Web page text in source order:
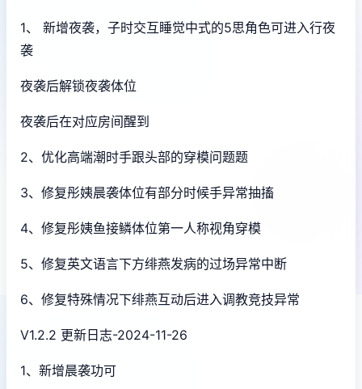
1、 新增夜袭，子时交互睡觉中式的5思角色可进入行夜
袭
夜袭后解锁夜袭体位
夜袭后在对应房间醒到
2、优化高端潮时手跟头部的穿模问题题
3、修复彤姨晨袭体位有部分时候手异常抽搐
4、修复彤姨鱼接鳞体位第一人称视角穿模
5、修复英文语言下方绯燕发病的过场异常中断
6、修复特殊情况下绯燕互动后进入调教竞技异常
V1.2.2 更新日志-2024-11-26
1、新增晨袭功可